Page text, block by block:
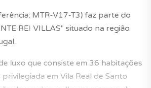
MTR-V17-T3) faz parte do
REI VILLAS" situado na região
luxo que consiste em 36 habitações
em Vila Real de Santo